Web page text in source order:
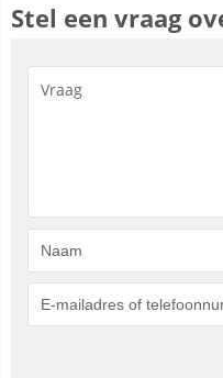
Stel een vraag